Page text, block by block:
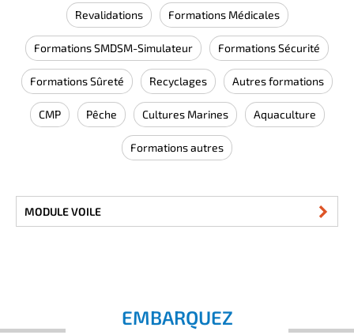
Revalidations Formations Médicales
Formations SMDSM-Simulateur Formations Sécurité
Formations Sûreté Recyclages Autres formations
CMP Pêche Cultures Marines Aquaculture
Formations autres
MODULE VOILE
EMBARQUEZ